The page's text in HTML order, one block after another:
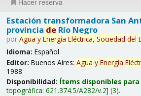
Hacer reserva
Estación transformadora San
provincia deRío Negro
por Agua y Energía Eléctrica, Sociedad del
Idioma: Español
Editor: Buenos Aires: Agua y Energía
1988
Disponibilidad: Ítems disponibles
topográfica: 621.374.5/A282/v.2 (3).